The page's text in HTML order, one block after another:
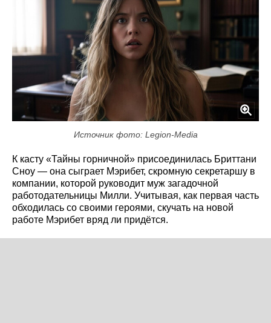
Источник фото: Legion-Media
К касту «Тайны горничной» присоединилась Бриттани
Сноу — она сыграет Мэрибет, скромную секретаршу в
компании, которой руководит муж загадочной
работодательницы Милли. Учитывая, как первая часть
обходилась со своими героями, скучать на новой
работе Мэрибет вряд ли придётся.